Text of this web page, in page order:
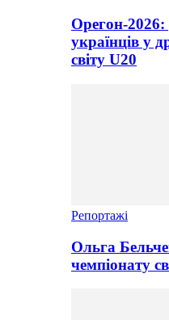
Орегон-2026:
українців у
світу U20
Репортажі
Ольга
чемпіонату